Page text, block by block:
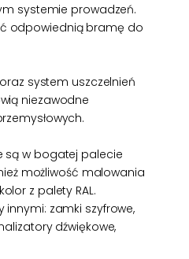
systemie prowadzeń.
odpowiednią bramę do
system uszczelnień
niezawodne
są w bogatej palecie
możliwość malowania
z palety RAL.
zamki szyfrowe,
dźwiękowe,